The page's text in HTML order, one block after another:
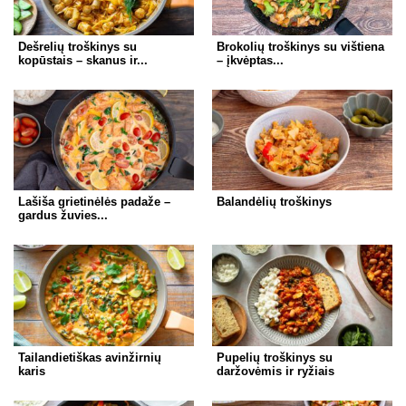
k
Dešrelių troškinys su
kopūstais – skanus ir...
Brokolių troškinys su vištiena
– įkvėptas...
Lašiša grietinėlės padaže –
gardus žuvies...
Balandėlių troškinys
Tailandietiškas avinžirnių
karis
Pupelių troškinys su
daržovėmis ir ryžiais